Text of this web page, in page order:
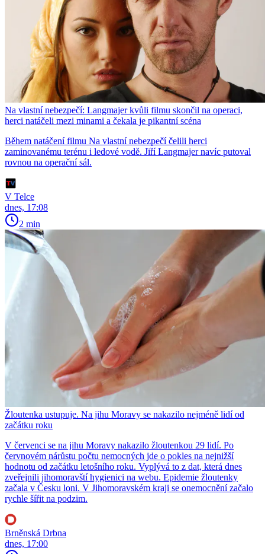
Na vlastní nebezpečí: Langmajer kvůli filmu skončil na operaci,
herci natáčeli mezi minami a čekala je pikantní scéna
Během natáčení filmu Na vlastní nebezpečí čelili herci
zaminovanému terénu i ledové vodě. Jiří Langmajer navíc putoval
rovnou na operační sál.
V Telce
dnes, 17:08
2 min
Žloutenka ustupuje. Na jihu Moravy se nakazilo nejméně lidí od
začátku roku
V červenci se na jihu Moravy nakazilo žloutenkou 29 lidí. Po
červnovém nárůstu počtu nemocných jde o pokles na nejnižší
hodnotu od začátku letošního roku. Vyplývá to z dat, která dnes
zveřejnili jihomoravští hygienici na webu. Epidemie žloutenky
začala v Česku loni. V Jihomoravském kraji se onemocnění začalo
rychle šířit na podzim.
Brněnská Drbna
dnes, 17:00